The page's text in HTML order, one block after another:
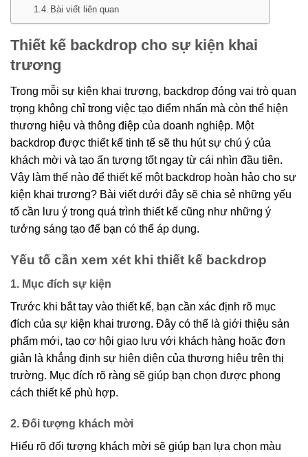
Bài viết liên quan
Thiết kế backdrop cho sự kiện khai
trương
Trong mỗi sự kiện khai trương, backdrop đóng vai trò quan
trọng không chỉ trong việc tạo điểm nhấn mà còn thể hiện
thương hiệu và thông điệp của doanh nghiệp. Một
backdrop được thiết kế tinh tế sẽ thu hút sự chú ý của
khách mời và tạo ấn tượng tốt ngay từ cái nhìn đầu tiên.
Vậy làm thế nào để thiết kế một backdrop hoàn hảo cho sự
kiện khai trương? Bài viết dưới đây sẽ chia sẻ những yếu
tố cần lưu ý trong quá trình thiết kế cũng như những ý
tưởng sáng tạo để bạn có thể áp dụng.
Yếu tố cần xem xét khi thiết kế backdrop
1. Mục đích sự kiện
Trước khi bắt tay vào thiết kế, bạn cần xác định rõ mục
đích của sự kiện khai trương. Đây có thể là giới thiệu sản
phẩm mới, tạo cơ hội giao lưu với khách hàng hoặc đơn
giản là khẳng định sự hiện diện của thương hiệu trên thị
trường. Mục đích rõ ràng sẽ giúp bạn chọn được phong
cách thiết kế phù hợp.
2. Đối tượng khách mời
Hiểu rõ đối tượng khách mời sẽ giúp bạn lựa chọn màu